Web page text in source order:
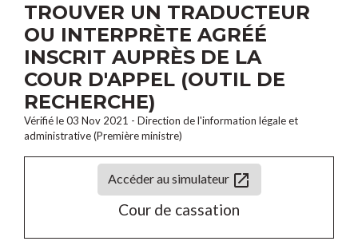
TROUVER UN TRADUCTEUR
OU INTERPRÈTE AGRÉÉ
INSCRIT AUPRÈS DE LA
COUR D'APPEL (OUTIL DE
RECHERCHE)
Vérifié le 03 Nov 2021 - Direction de l'information légale et
administrative (Première ministre)
Accéder au simulateur open_in_new
Cour de cassation